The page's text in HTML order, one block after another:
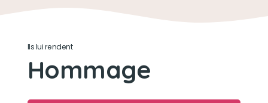
Ils lui rendent
Hommage